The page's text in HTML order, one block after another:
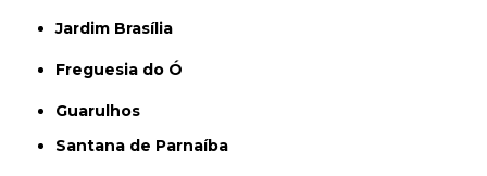
Jardim Brasília
Freguesia do Ó
Guarulhos
Santana de Parnaíba